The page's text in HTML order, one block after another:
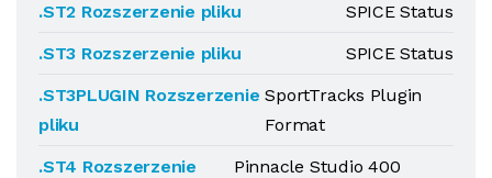
.ST2 Rozszerzenie pliku
SPICE Status
.ST3 Rozszerzenie pliku
SPICE Status
.ST3PLUGIN Rozszerzenie
pliku
SportTracks Plugin
Format
.ST4 Rozszerzenie
Pinnacle Studio 400